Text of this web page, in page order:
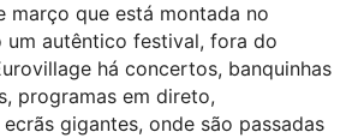
março que está montada no
um autêntico festival, fora do
há concertos, banquinhas
programas em direto,
gigantes, onde são passadas